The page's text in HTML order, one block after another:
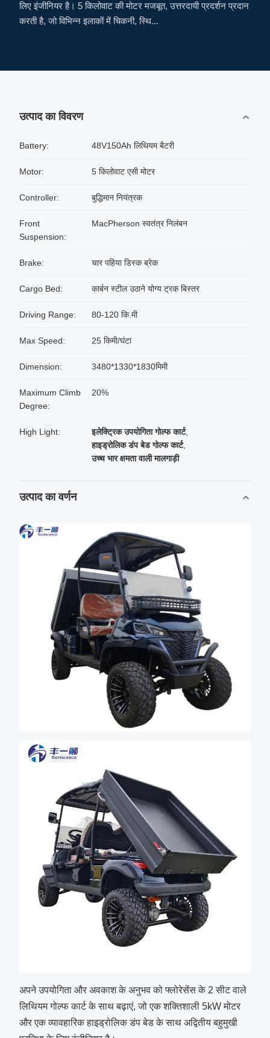
लिए इंजीनियर है। 5 किलोवाट की मोटर मजबूत, उत्तरदायी प्रदर्शन प्रदान
करती है, जो विभिन्न इलाकों में चिकनी, स्थि...
उत्पाद का विवरण
Battery: 48V150Ah लिथियम बैटरी
Motor: 5 किलोवाट एसी मोटर
Controller: बुद्धिमान नियंत्रक
Front
Suspension:
MacPherson स्वतंत्र निलंबन
Brake: चार पहिया डिस्क ब्रेक
Cargo Bed: कार्बन स्टील उठाने योग्य ट्रक बिस्तर
Driving Range: 80-120 कि.मी
Max Speed: 25 किमी/घंटा
Dimension: 3480*1330*1830मिमी
Maximum Climb
Degree:
20%
High Light: इलेक्ट्रिक उपयोगिता गोल्फ कार्ट,
हाइड्रोलिक डंप बेड गोल्फ कार्ट,
उच्च भार क्षमता वाली मालगाड़ी
उत्पाद का वर्णन
अपने उपयोगिता और अवकाश के अनुभव को फ्लोरेसेंस के 2 सीट वाले
लिथियम गोल्फ कार्ट के साथ बढ़ाएं, जो एक शक्तिशाली 5kW मोटर
और एक व्यावहारिक हाइड्रोलिक डंप बेड के साथ अद्वितीय बहुमुखी